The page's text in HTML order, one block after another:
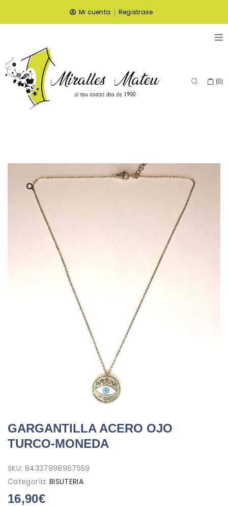
Mi cuenta | Registrase
(0)
GARGANTILLA ACERO OJO
TURCO-MONEDA
SKU: 84337998967559
Categoría: BISUTERIA
16,90€